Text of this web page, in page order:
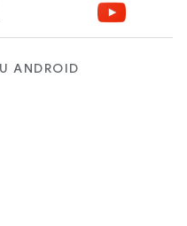
ANDROID